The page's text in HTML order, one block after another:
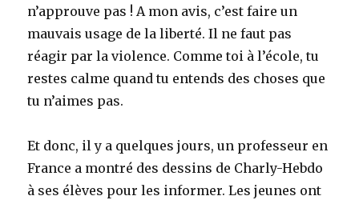
n’approuve pas ! A mon avis, c’est faire un
mauvais usage de la liberté. Il ne faut pas
réagir par la violence. Comme toi à l’école, tu
restes calme quand tu entends des choses que
tu n’aimes pas.
Et donc, il y a quelques jours, un professeur en
France a montré des dessins de Charly-Hebdo
à ses élèves pour les informer. Les jeunes ont